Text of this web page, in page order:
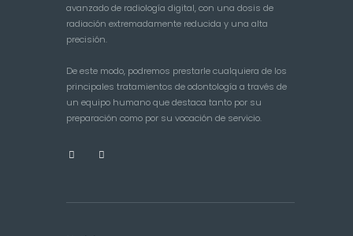
avanzado de radiología digital, con una dosis de
radiación extremadamente reducida y una alta
precisión.
De este modo, podremos prestarle cualquiera de los
principales tratamientos de odontología a través de
un equipo humano que destaca tanto por su
preparación como por su vocación de servicio.